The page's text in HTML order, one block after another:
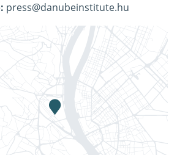
press@danubeinstitute.hu